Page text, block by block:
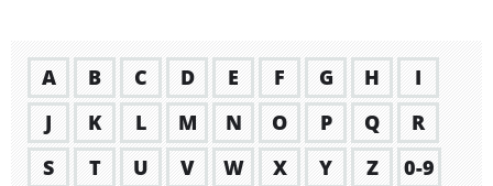
A B C D E F G H
I
J
K L M N O P Q
R
S
T U V W X Y Z
0-9